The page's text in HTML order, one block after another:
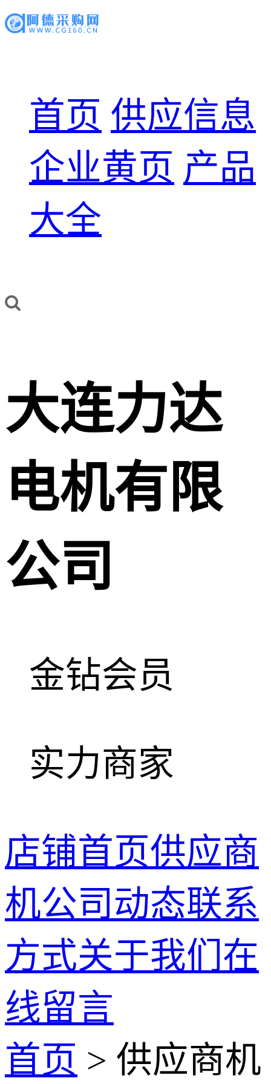
首页 供应信息
企业黄页 产品
大全
大连力达
电机有限
公司
金钻会员
实力商家
店铺首页供应商
机公司动态联系
方式关于我们 在
线留言
首页 > 供应商机